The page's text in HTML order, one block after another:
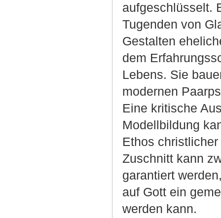
aufgeschlüsselt.
Tugenden von
Gestalten
dem
Lebens. Sie
modernen
Eine kritische
Modellbildung
Ethos
Zuschnitt kann
garantiert
auf Gott ein
werden kann.